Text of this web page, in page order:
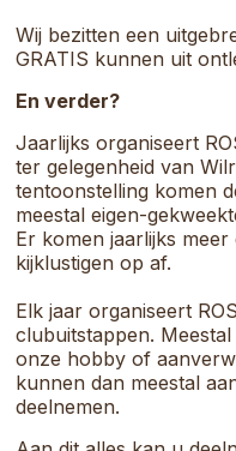
Wij bezitten een
GRATIS kunnen uit
En verder?
Jaarlijks organiseert
ter gelegenheid van
tentoonstelling komen
meestal eigen-
Er komen jaarlijks
kijklustigen op af.
Elk jaar organiseert
clubuitstappen.
onze hobby of
kunnen dan meestal
deelnemen.